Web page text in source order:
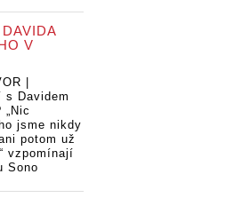
V
|
s Davidem
„Nic
jsme nikdy
potom už
vzpomínají
Sono